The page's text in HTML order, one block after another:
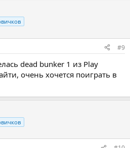
#9
dead bunker 1 из Play
очень хочется поиграть в